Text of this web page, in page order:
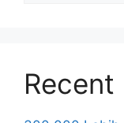
Recent